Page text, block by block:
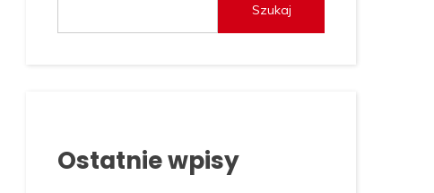
Szukaj
Ostatnie wpisy